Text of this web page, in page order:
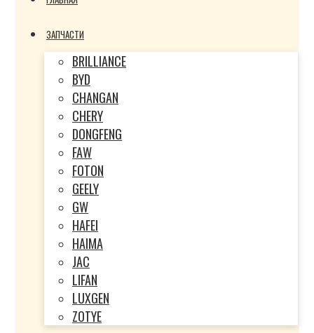
ЗАПЧАСТИ
BRILLIANCE
BYD
CHANGAN
CHERY
DONGFENG
FAW
FOTON
GEELY
GW
HAFEI
HAIMA
JAC
LIFAN
LUXGEN
ZOTYE